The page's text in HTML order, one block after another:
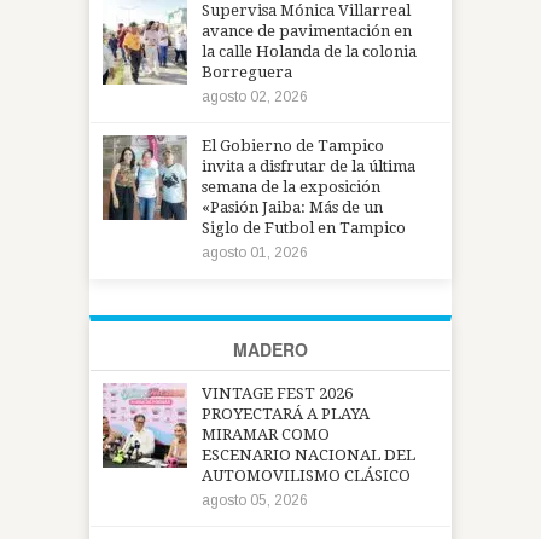
Supervisa Mónica Villarreal
avance de pavimentación en
la calle Holanda de la colonia
Borreguera
agosto 02, 2026
El Gobierno de Tampico
invita a disfrutar de la última
semana de la exposición
«Pasión Jaiba: Más de un
Siglo de Futbol en Tampico
agosto 01, 2026
MADERO
VINTAGE FEST 2026
PROYECTARÁ A PLAYA
MIRAMAR COMO
ESCENARIO NACIONAL DEL
AUTOMOVILISMO CLÁSICO
agosto 05, 2026